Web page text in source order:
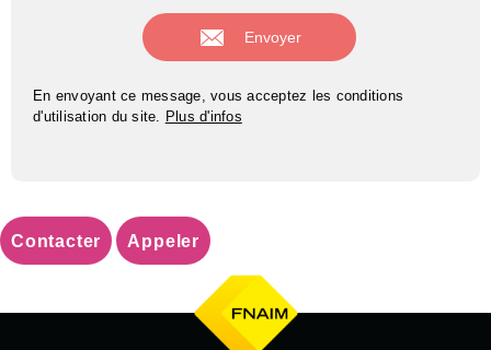
En envoyant ce message, vous acceptez les conditions
d'utilisation du site.
Plus d'infos
Contacter Appeler